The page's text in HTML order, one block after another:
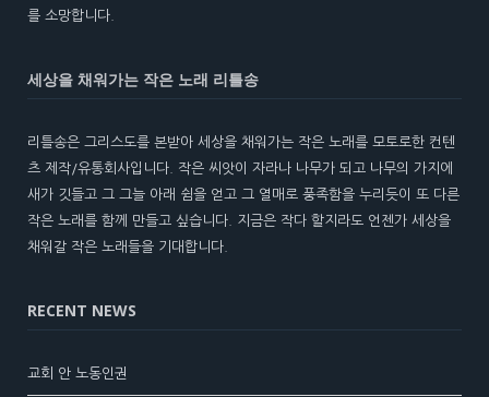
를 소망합니다.
세상을 채워가는 작은 노래 리틀송
리틀송은 그리스도를 본받아 세상을 채워가는 작은 노래를 모토로한 컨텐
츠 제작/유통회사입니다. 작은 씨앗이 자라나 나무가 되고 나무의 가지에
새가 깃들고 그 그늘 아래 쉼을 얻고 그 열매로 풍족함을 누리듯이 또 다른
작은 노래를 함께 만들고 싶습니다. 지금은 작다 할지라도 언젠가 세상을
채워갈 작은 노래들을 기대합니다.
RECENT NEWS
교회 안 노동인권